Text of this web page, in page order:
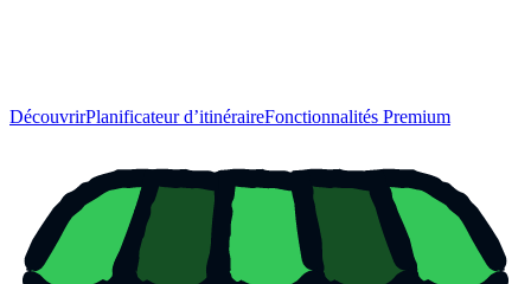
DécouvrirPlanificateur d’itinéraireFonctionnalités Premium